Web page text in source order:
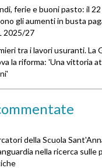
ferie e buoni pasto: il
gli aumenti in busta
2025/27
tra i lavori usuranti. La
la riforma: 'Una vittoria
della Scuola
nella ricerca sulle